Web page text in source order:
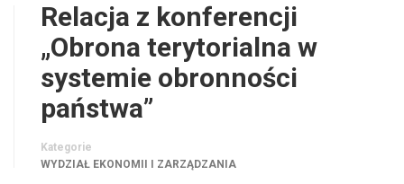
Relacja z konferencji
„Obrona terytorialna w
systemie obronności
państwa”
Kategorie
WYDZIAŁ EKONOMII I ZARZĄDZANIA